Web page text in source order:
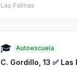
Las Palmas
🎓 Autoescuela
C. Gordillo, 13 ✅